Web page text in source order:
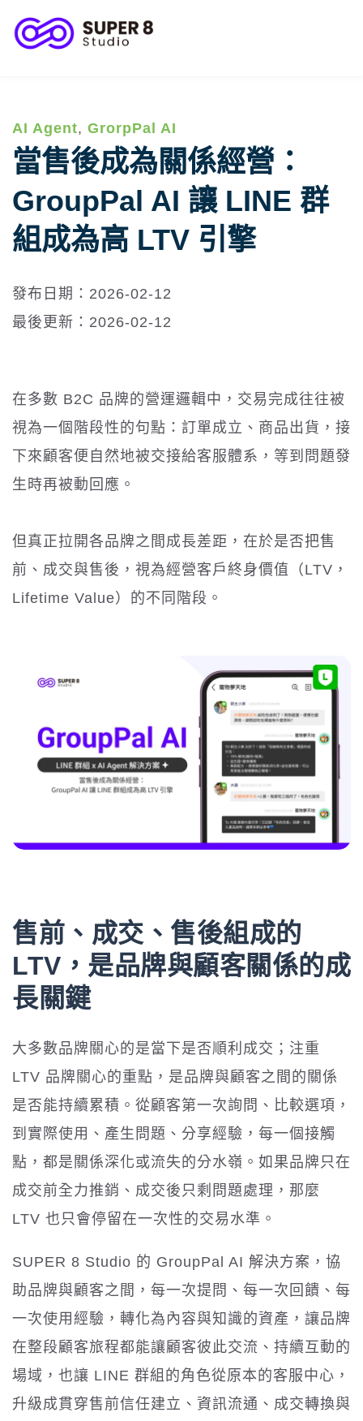
客戶成功案例
AI Agent, GrorpPal AI
當售後成為關係經營：
GroupPal AI 讓 LINE 群
組成為高 LTV 引擎
發布日期：2026-02-12
最後更新：2026-02-12
在多數 B2C 品牌的營運邏輯中，交易完成往往被
視為一個階段性的句點：訂單成立、商品出貨，接
下來顧客便自然地被交接給客服體系，等到問題發
生時再被動回應。
但真正拉開各品牌之間成長差距，在於是否把售
前、成交與售後，視為經營客戶終身價值（LTV，
Lifetime Value）的不同階段。
售前、成交、售後組成的
LTV，是品牌與顧客關係的成
長關鍵
大多數品牌關心的是當下是否順利成交；注重
LTV 品牌關心的重點，是品牌與顧客之間的關係
是否能持續累積。從顧客第一次詢問、比較選項，
到實際使用、產生問題、分享經驗，每一個接觸
點，都是關係深化或流失的分水嶺。如果品牌只在
成交前全力推銷、成交後只剩問題處理，那麼
LTV 也只會停留在一次性的交易水準。
SUPER 8 Studio 的 GroupPal AI 解決方案，協
助品牌與顧客之間，每一次提問、每一次回饋、每
一次使用經驗，轉化為內容與知識的資產，讓品牌
在整段顧客旅程都能讓顧客彼此交流、持續互動的
場域，也讓 LINE 群組的角色從原本的客服中心，
升級成貫穿售前信任建立、資訊流通、成交轉換與